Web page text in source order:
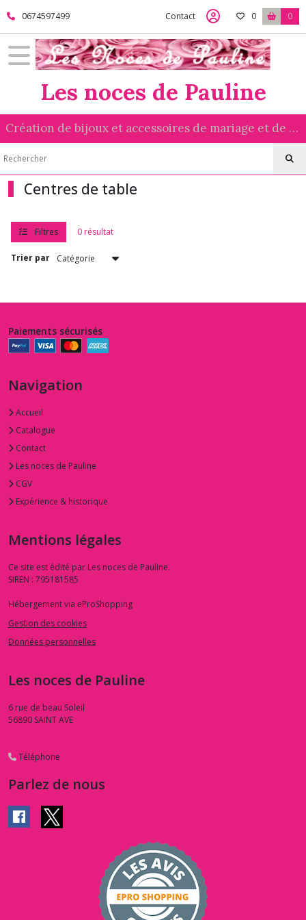
0674597499 Contact 0 0
Les noces de Pauline
Création de bijoux et accessoires de mariage et de cérémonie réalisés avec amour
Centres de table
Filtres 0 résultat
Trier par
Fermer
FILTRES
Afficher
les
résultats
Paiements sécurisés
Navigation
Accueil
Catalogue
Contact
Les noces de Pauline
CGV
Expérience & historique
Mentions légales
Ce site est édité par Les noces de Pauline.
SIREN : 795181585
Hébergement via eProShopping
Gestion des cookies
Données personnelles
Les noces de Pauline
6 rue de beau Soleil
56890 SAINT AVE
Téléphone
Parlez de nous